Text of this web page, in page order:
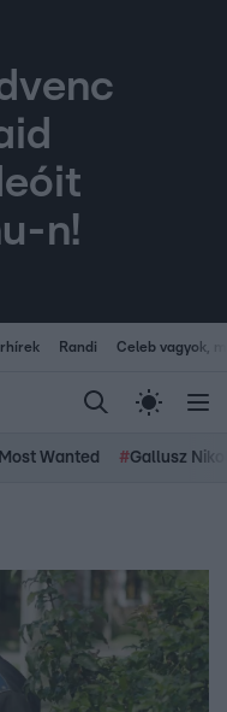
n!
Randi Celeb vagyok,
Most Wanted #Gallusz